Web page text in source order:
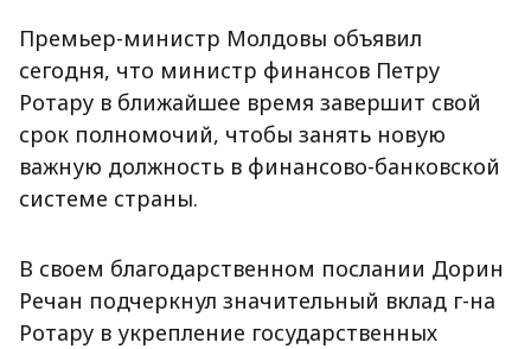
Премьер-министр Молдовы объявил
сегодня, что министр финансов Петру
Ротару в ближайшее время завершит свой
срок полномочий, чтобы занять новую
важную должность в финансово-банковской
системе страны.
В своем благодарственном послании Дорин
Речан подчеркнул значительный вклад г-на
Ротару в укрепление государственных